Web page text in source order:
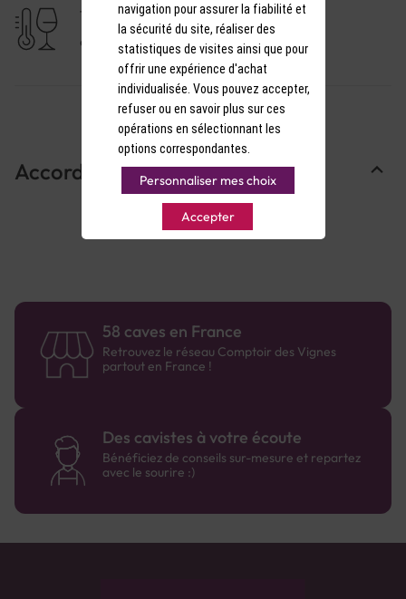
TEMPÉRATURE DE SERVICE
9-10°C
Accords Mets & Vins
58 caves en France
Retrouvez le réseau Comptoir des Vignes
partout en France !
Des cavistes à votre écoute
Bénéficiez de conseils sur-mesure et repartez
avec le sourire :)
navigation pour assurer la fiabilité et
la sécurité du site, réaliser des
statistiques de visites ainsi que pour
offrir une expérience d'achat
individualisée. Vous pouvez accepter,
refuser ou en savoir plus sur ces
opérations en sélectionnant les
options correspondantes.
Personnaliser mes choix
Accepter